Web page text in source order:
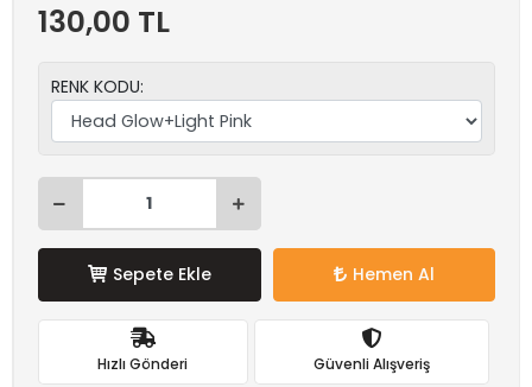
130,00 TL
RENK KODU:
Sepete Ekle Hemen Al
Hızlı Gönderi Güvenli Alışveriş